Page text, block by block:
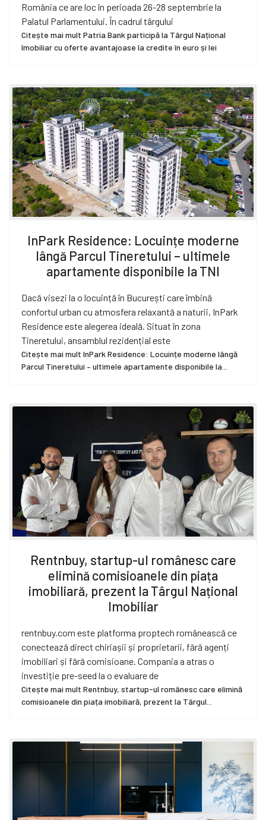
România ce are loc în perioada 26-28 septembrie la
Palatul Parlamentului. În cadrul târgului
Citește mai mult Patria Bank participă la Târgul Național
Imobiliar cu oferte avantajoase la credite în euro și lei
InPark Residence: Locuințe moderne
lângă Parcul Tineretului – ultimele
apartamente disponibile la TNI
Dacă visezi la o locuință în București care îmbină
confortul urban cu atmosfera relaxantă a naturii, InPark
Residence este alegerea ideală. Situat în zona
Tineretului, ansamblul rezidențial este
Citește mai mult InPark Residence: Locuințe moderne lângă
Parcul Tineretului – ultimele apartamente disponibile la...
Rentnbuy, startup-ul românesc care
elimină comisioanele din piața
imobiliară, prezent la Târgul Național
Imobiliar
rentnbuy.com este platforma proptech românească ce
conectează direct chiriașii și proprietarii, fără agenți
imobiliari și fără comisioane. Compania a atras o
investiție pre-seed la o evaluare de
Citește mai mult Rentnbuy, startup-ul românesc care elimină
comisioanele din piața imobiliară, prezent la Târgul...